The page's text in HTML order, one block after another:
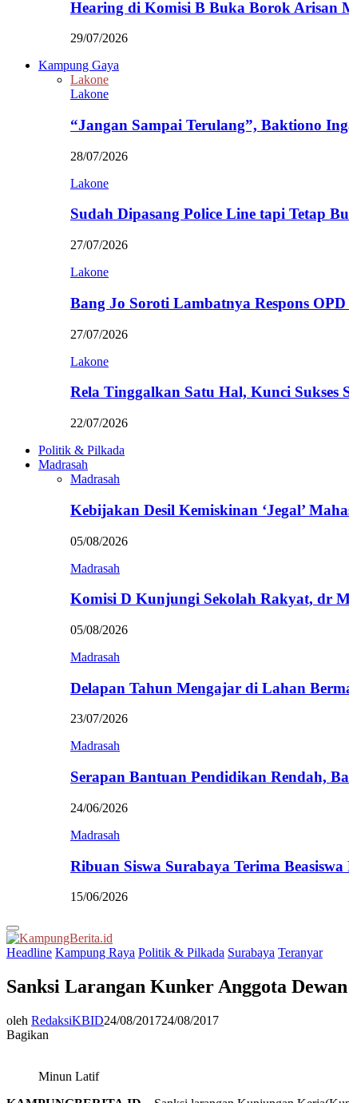
Hearing di Komisi B Buka Borok Arisan
29/07/2026
Kampung Gaya
Lakone
Lakone
“Jangan Sampai Terulang”, Baktiono
28/07/2026
Lakone
Sudah Dipasang Police Line tapi Tetap
27/07/2026
Lakone
Bang Jo Soroti Lambatnya Respons
27/07/2026
Lakone
Rela Tinggalkan Satu Hal, Kunci Sukses
22/07/2026
Politik & Pilkada
Madrasah
Madrasah
Kebijakan Desil Kemiskinan ‘Jegal’
05/08/2026
Madrasah
Komisi D Kunjungi Sekolah Rakyat, dr
05/08/2026
Madrasah
Delapan Tahun Mengajar di Lahan
23/07/2026
Madrasah
Serapan Bantuan Pendidikan Rendah,
24/06/2026
Madrasah
Ribuan Siswa Surabaya Terima
15/06/2026
Primary
Menu
Headline Kampung Raya Politik & Pilkada Surabaya Teranyar
Sanksi Larangan Kunker Anggota
oleh RedaksiKBID24/08/201724/08/2017
Bagikan
Minun Latif